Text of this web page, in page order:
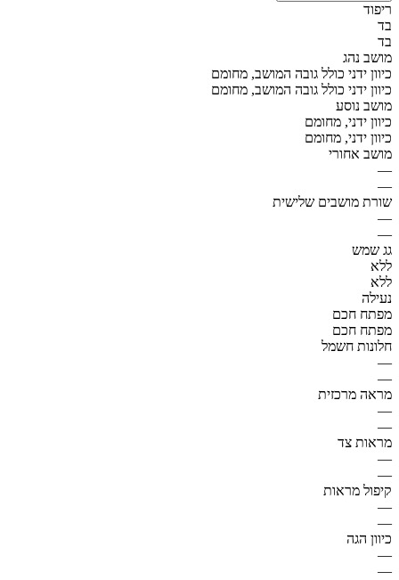
ריפוד
בד
בד
מושב נהג
כיוון ידני כולל גובה המושב, מחומם
כיוון ידני כולל גובה המושב, מחומם
מושב נוסע
כיוון ידני, מחומם
כיוון ידני, מחומם
מושב אחורי
—
—
שורת מושבים שלישית
—
—
גג שמש
ללא
ללא
נעילה
מפתח חכם
מפתח חכם
חלונות חשמל
—
—
מראה מרכזית
—
—
מראות צד
—
—
קיפול מראות
—
—
כיוון הגה
—
—